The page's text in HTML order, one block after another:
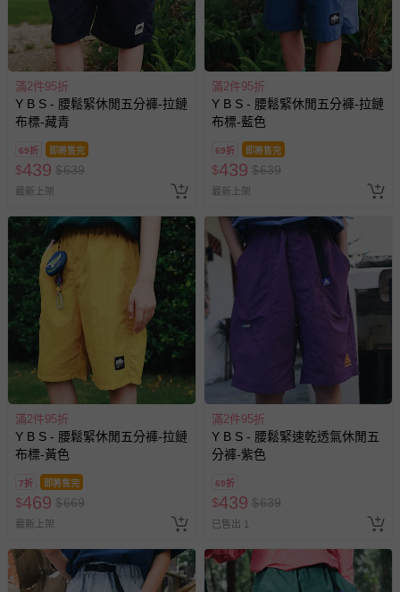
滿2件95折
Y B S - 腰鬆緊休閒五分褲-拉鏈
布標-藏青
69折 即將售完
$439 $639
最新上架
滿2件95折
Y B S - 腰鬆緊休閒五分褲-拉鏈
布標-藍色
69折 即將售完
$439 $639
最新上架
滿2件95折
Y B S - 腰鬆緊休閒五分褲-拉鏈
布標-黃色
7折 即將售完
$469 $669
最新上架
滿2件95折
Y B S - 腰鬆緊速乾透氣休閒五
分褲-紫色
69折
$439 $639
已售出 1